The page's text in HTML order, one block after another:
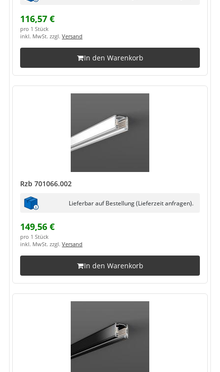
116,57 €
pro 1 Stück
inkl. MwSt. zzgl. Versand
In den Warenkorb
Rzb 701066.002
Lieferbar auf Bestellung (Lieferzeit anfragen).
149,56 €
pro 1 Stück
inkl. MwSt. zzgl. Versand
In den Warenkorb